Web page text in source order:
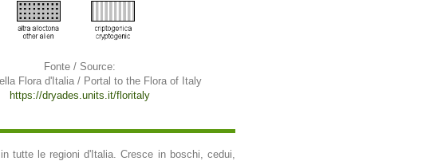
Fonte / Source:
Flora d'Italia / Portal to the Flora of Italy
https://dryades.units.it/floritaly
tutte le regioni d'Italia. Cresce in boschi, cedui,